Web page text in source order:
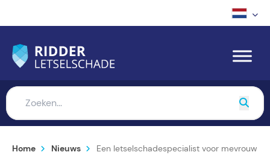
Home Nieuws
Een letselschadespecialist voor mevrouw